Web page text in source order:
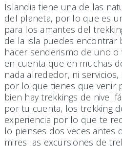
Islandia tiene una de las
del planeta, por lo que es
para los amantes del
de la isla puedes encontrar
hacer senderismo de uno
en cuenta que en muchas
nada alrededor, ni
por lo que tienes que venir
bien hay trekkings de nivel
por tu cuenta, los trekking
experiencia por lo que te
lo pienses dos veces antes
mires las excursiones de